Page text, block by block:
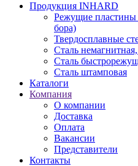
Продукция INHARD
Режущие
бора)
Твердосплавные
Сталь
Сталь
Сталь штамповая
Каталоги
Компания
О компании
Доставка
Оплата
Вакансии
Представители
Контакты